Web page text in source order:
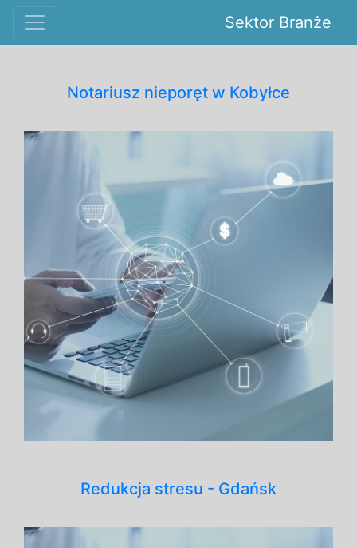
Sektor Branże
Notariusz nieporęt w Kobyłce
Redukcja stresu - Gdańsk